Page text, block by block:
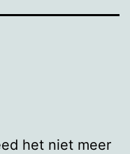
het niet meer